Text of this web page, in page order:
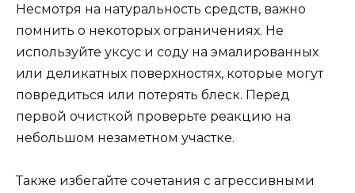
Несмотря на натуральность средств, важно
помнить о некоторых ограничениях. Не
используйте уксус и соду на эмалированных
или деликатных поверхностях, которые могут
повредиться или потерять блеск. Перед
первой очисткой проверьте реакцию на
небольшом незаметном участке.
Также избегайте сочетания с агрессивными